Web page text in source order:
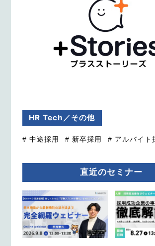
HR Tech／その他
# 中途採用 # 新卒採用 # アルバイト
直近のセミナー